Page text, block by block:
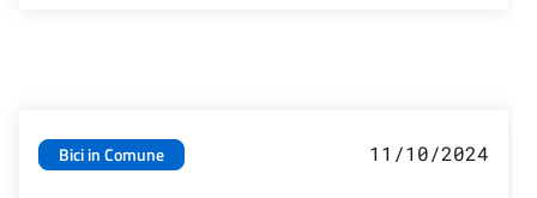
Bici in Comune 11/10/2024